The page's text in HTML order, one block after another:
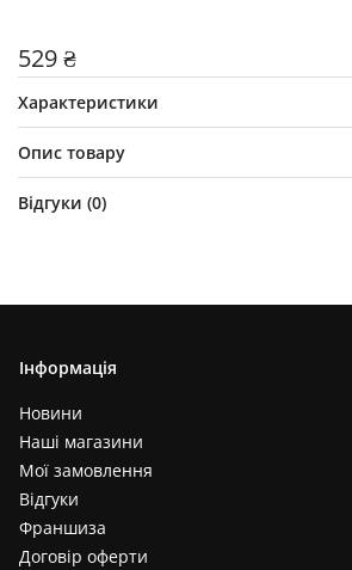
529 ₴
Характеристики
Опис товару
Відгуки (0)
Інформація
Новини
Наші магазини
Мої замовлення
Відгуки
Франшиза
Договір оферти